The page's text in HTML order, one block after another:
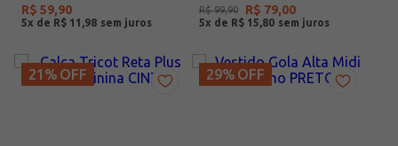
R$ 59,90
5x de R$ 11 98
R$ 99,90 R$ 79,00
5x de R$ 15 80
21% OFF 29% OFF